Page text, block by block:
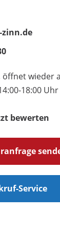
zinn.de
öffnet wieder
18:00 Uhr
bewerten
Service